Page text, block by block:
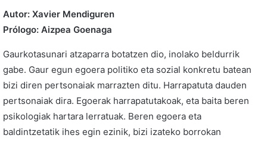
Autor: Xavier Mendiguren
Prólogo: Aizpea Goenaga
Gaurkotasunari atzaparra botatzen dio, inolako beldurrik
gabe. Gaur egun egoera politiko eta sozial konkretu batean
bizi diren pertsonaiak marrazten ditu. Harrapatuta dauden
pertsonaiak dira. Egoerak harrapatutakoak, eta baita beren
psikologiak hartara lerratuak. Beren egoera eta
baldintzetatik ihes egin ezinik, bizi izateko borrokan